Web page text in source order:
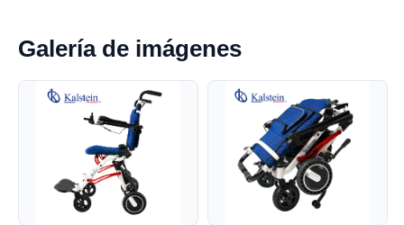
Galería de imágenes